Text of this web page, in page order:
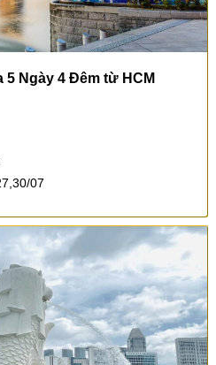
5 Ngày 4 Đêm từ HCM
07